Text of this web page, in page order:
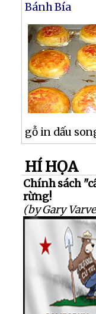
Bánh Bía
gỗ in dấu
HÍ HỌA
Chính sách
rừng!
(by Gary